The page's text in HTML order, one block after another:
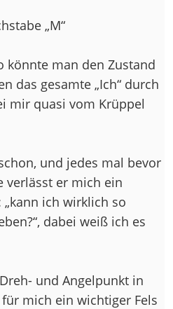
„M“
könnte man den Zustand
das gesamte „Ich“ durch
mir quasi vom Krüppel
und jedes mal bevor
verlässt er mich ein
ich wirklich so
dabei weiß ich es
und Angelpunkt in
mich ein wichtiger Fels